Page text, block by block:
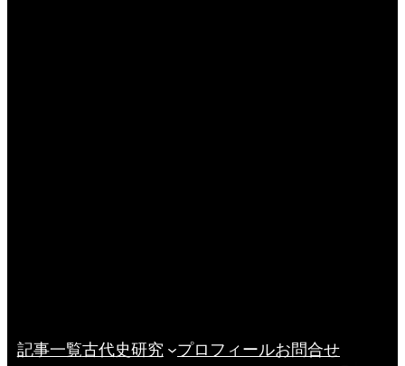
記事一覧古代史研究 プロフィールお問合せ